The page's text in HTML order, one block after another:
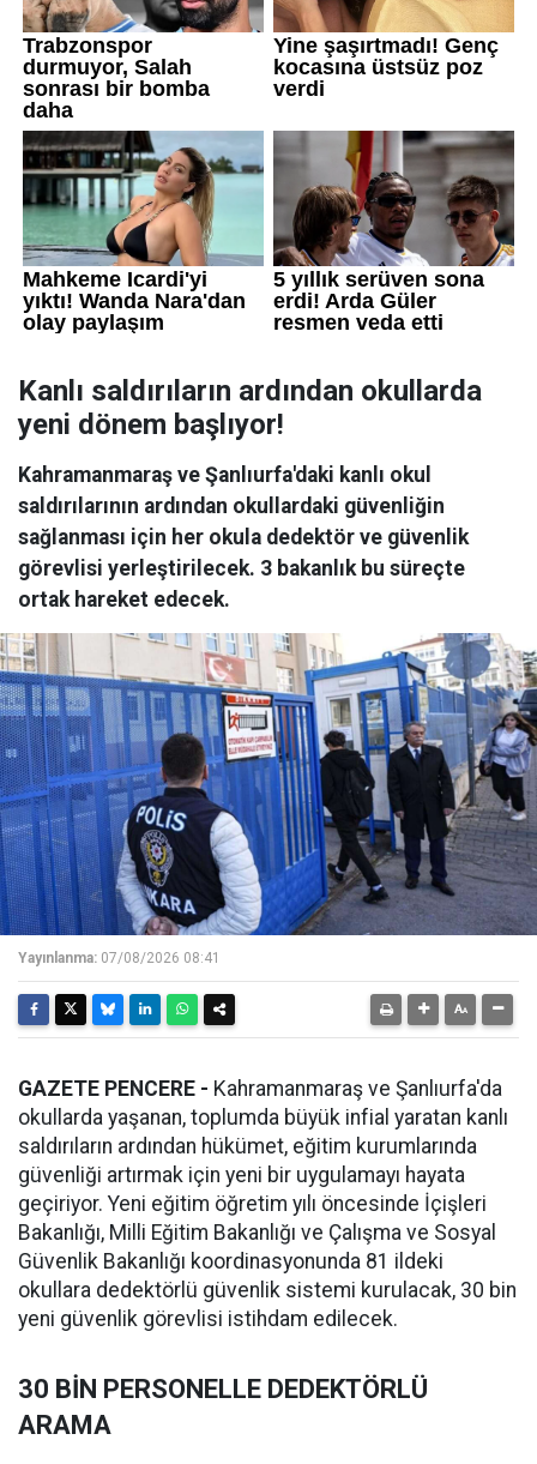
Kanlı saldırıların ardından okullarda
yeni dönem başlıyor!
Kahramanmaraş ve Şanlıurfa'daki kanlı okul
saldırılarının ardından okullardaki güvenliğin
sağlanması için her okula dedektör ve güvenlik
görevlisi yerleştirilecek. 3 bakanlık bu süreçte
ortak hareket edecek.
Yayınlanma: 07/08/2026 08:41
GAZETE PENCERE - Kahramanmaraş ve Şanlıurfa'da
okullarda yaşanan, toplumda büyük infial yaratan kanlı
saldırıların ardından hükümet, eğitim kurumlarında
güvenliği artırmak için yeni bir uygulamayı hayata
geçiriyor. Yeni eğitim öğretim yılı öncesinde İçişleri
Bakanlığı, Milli Eğitim Bakanlığı ve Çalışma ve Sosyal
Güvenlik Bakanlığı koordinasyonunda 81 ildeki
okullara dedektörlü güvenlik sistemi kurulacak, 30 bin
yeni güvenlik görevlisi istihdam edilecek.
30 BİN PERSONELLE DEDEKTÖRLÜ
ARAMA